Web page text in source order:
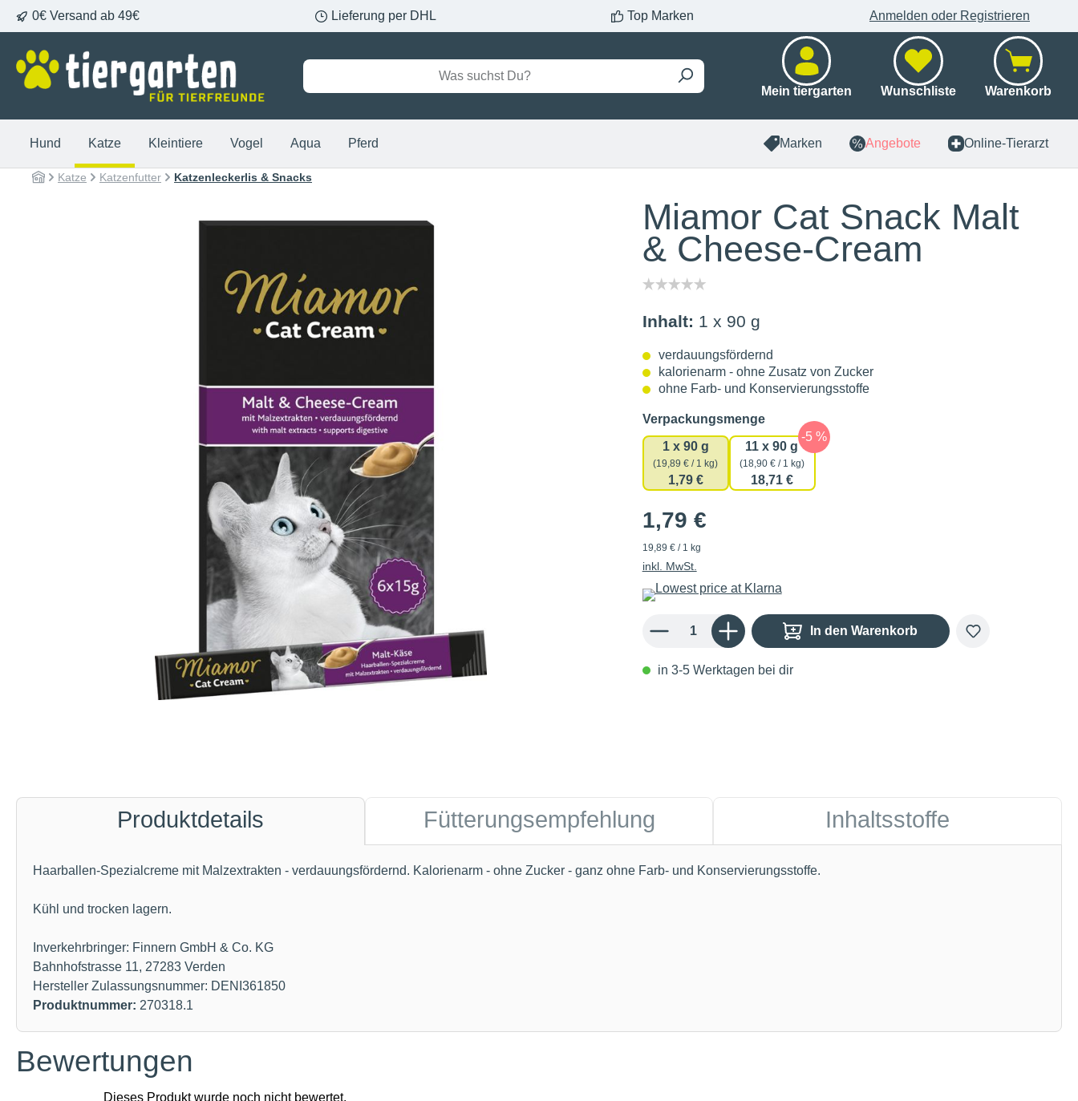
Zur Hauptnavigation springen
0€ Versand ab 49€ Lieferung per DHL Top Marken Anmelden oder Registrieren
Mein tiergarten Wunschliste Warenkorb
Hund Katze Kleintiere Vogel Aqua Pferd Marken Angebote Online-Tierarzt
Katze Katzenfutter Katzenleckerlis & Snacks
Miamor Cat Snack Malt
& Cheese-Cream
Inhalt: 1 x 90 g
verdauungsfördernd
kalorienarm - ohne Zusatz von Zucker
ohne Farb- und Konservierungsstoffe
Verpackungsmengeauswählen
1 x 90 g
(19,89 € / 1 kg)
1,79 €
11 x 90 g
(18,90 € / 1 kg)
18,71 €
1,79 €
19,89 € / 1 kg
inkl. MwSt.
Produkt Anzahl: Gib den gewünschten Wert ein oder benutze die Schaltflächen um die Anzahl zu
In den Warenkorb
in 3-5 Werktagen bei dir
Produktdetails Fütterungsempfehlung Inhaltsstoffe
Haarballen-Spezialcreme mit Malzextrakten - verdauungsfördernd. Kalorienarm - ohne Zucker - ganz ohne Farb- und Konservierungsstoffe.
Kühl und trocken lagern.
Inverkehrbringer: Finnern GmbH & Co. KG
Bahnhofstrasse 11, 27283 Verden
Hersteller Zulassungsnummer: DENI361850
Produktnummer: 270318.1
Bewertungen